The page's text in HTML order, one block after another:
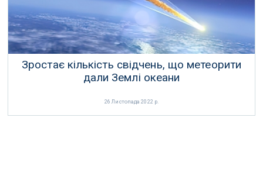
Зростає кількість свідчень, що метеорити
дали Землі океани
26 Листопада 2022 р.